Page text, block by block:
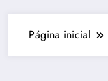
Página inicial